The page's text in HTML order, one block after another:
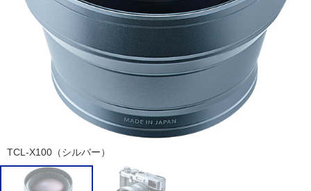
TCL-X100（シルバー）